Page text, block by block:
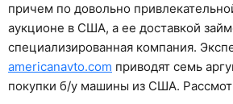
Рассказать новость
причем по довольно
аукционе в США, а ее доставкой
специализированная компания.
americanavto.com приводят семь
покупки б/у машины из США.